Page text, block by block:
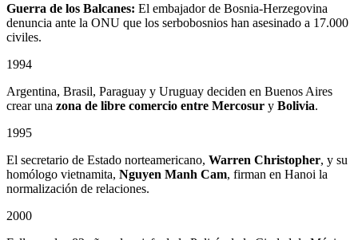
Guerra de los Balcanes: El embajador de Bosnia-Herzegovina
denuncia ante la ONU que los serbobosnios han asesinado a 17.000
civiles.
1994
Argentina, Brasil, Paraguay y Uruguay deciden en Buenos Aires
crear una zona de libre comercio entre Mercosur y Bolivia.
1995
El secretario de Estado norteamericano, Warren Christopher, y su
homólogo vietnamita, Nguyen Manh Cam, firman en Hanoi la
normalización de relaciones.
2000